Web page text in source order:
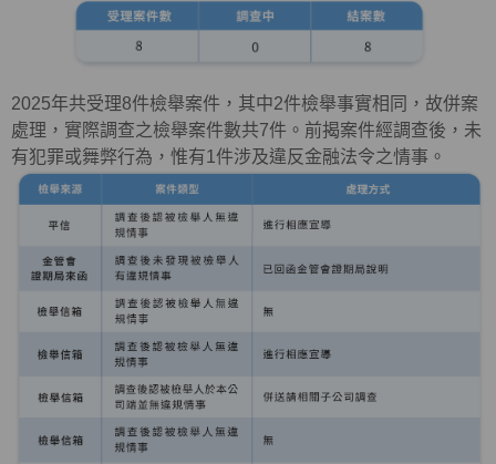
2025年共受理8件檢舉案件，其中2件檢舉事實相同，故併案
處理，實際調查之檢舉案件數共7件。前揭案件經調查後，未
有犯罪或舞弊行為，惟有1 件涉及違反金融法令之情事。